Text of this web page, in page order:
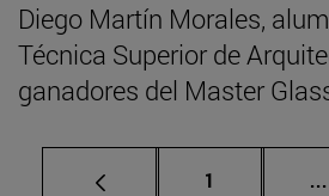
Diego Martín Morales,
Técnica Superior de
ganadores del Master
Página
1 ...